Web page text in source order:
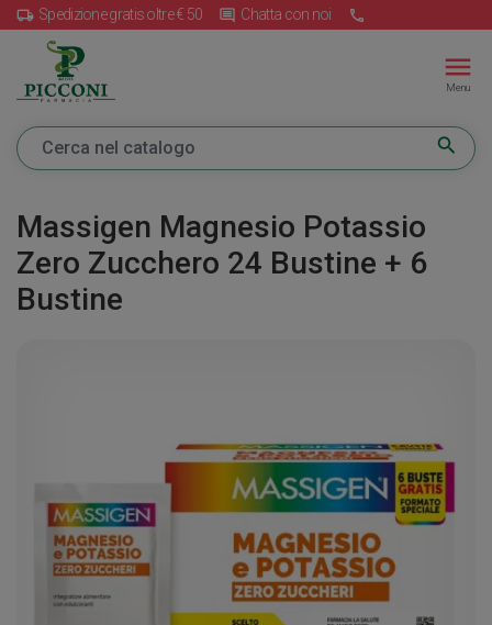
local_shipping Spedizione gratis oltre € 50 insert_comment Chatta con noi call
menu
Menu
search
Massigen Magnesio Potassio
Zero Zucchero 24 Bustine + 6
Bustine